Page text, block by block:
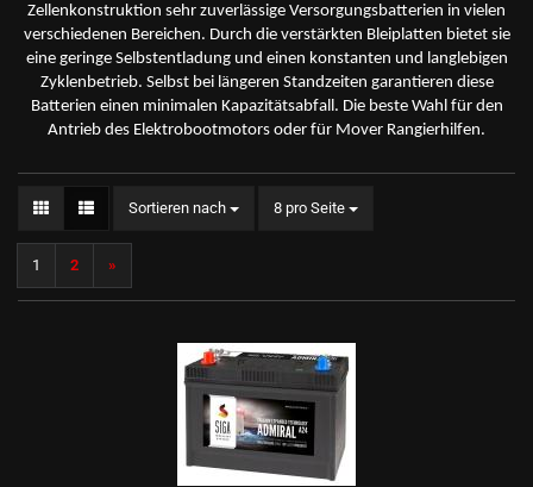
Zellenkonstruktion sehr zuverlässige Versorgungsbatterien in vielen
verschiedenen Bereichen. Durch die verstärkten Bleiplatten bietet sie
eine geringe Selbstentladung und einen konstanten und langlebigen
Zyklenbetrieb. Selbst bei längeren Standzeiten garantieren diese
Batterien einen minimalen Kapazitätsabfall. Die beste Wahl für den
Antrieb des Elektrobootmotors oder für Mover Rangierhilfen.
Sortieren nach
Sortieren nach 8 pro Seite
pro Seite
1 2 »